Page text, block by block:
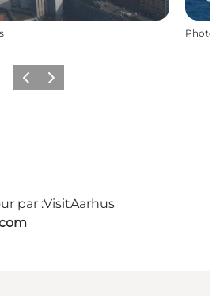
Photo
PrécédentSuivant
par :VisitAarhus